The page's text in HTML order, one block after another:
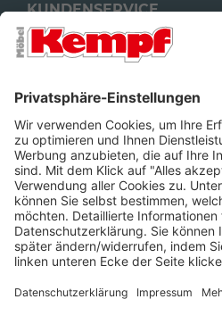
KUNDENSERVICE
FILIALEN
FOLGEN
Barrierefreiheit Cookie-